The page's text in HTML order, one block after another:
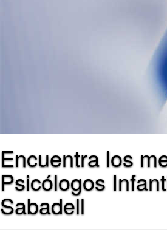
Encuentra los
Psicólogos
Sabadell